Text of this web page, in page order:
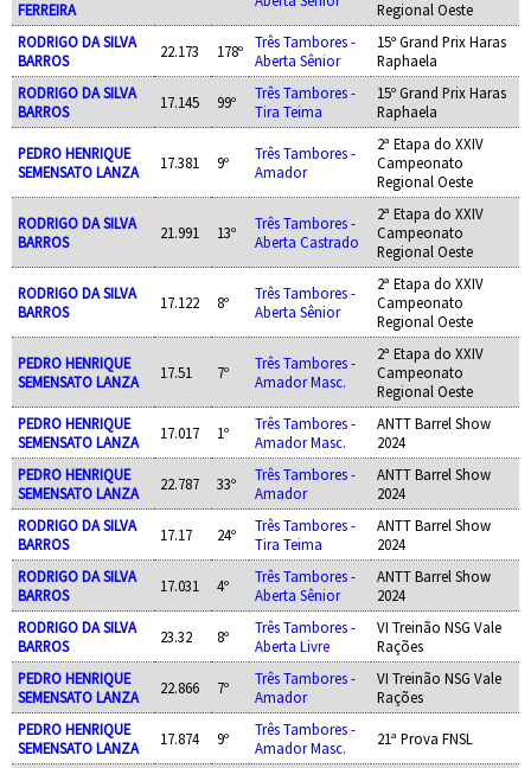
FERREIRA
Regional Oeste
RODRIGO DA SILVA
BARROS
22.173 178º
Três Tambores -
Aberta Sênior
15º Grand Prix Haras
Raphaela
RODRIGO DA SILVA
BARROS
17.145 99º
Três Tambores -
Tira Teima
15º Grand Prix Haras
Raphaela
PEDRO HENRIQUE
SEMENSATO LANZA
17.381 9º
Três Tambores -
Amador
2ª Etapa do XXIV
Campeonato
Regional Oeste
RODRIGO DA SILVA
BARROS
21.991 13º
Três Tambores -
Aberta Castrado
2ª Etapa do XXIV
Campeonato
Regional Oeste
RODRIGO DA SILVA
BARROS
17.122 8º
Três Tambores -
Aberta Sênior
2ª Etapa do XXIV
Campeonato
Regional Oeste
PEDRO HENRIQUE
SEMENSATO LANZA
17.51 7º
Três Tambores -
Amador Masc.
2ª Etapa do XXIV
Campeonato
Regional Oeste
PEDRO HENRIQUE
SEMENSATO LANZA
17.017 1º
Três Tambores -
Amador Masc.
ANTT Barrel Show
2024
PEDRO HENRIQUE
SEMENSATO LANZA
22.787 33º
Três Tambores -
Amador
ANTT Barrel Show
2024
RODRIGO DA SILVA
BARROS
17.17 24º
Três Tambores -
Tira Teima
ANTT Barrel Show
2024
RODRIGO DA SILVA
BARROS
17.031 4º
Três Tambores -
Aberta Sênior
ANTT Barrel Show
2024
RODRIGO DA SILVA
BARROS
23.32 8º
Três Tambores -
Aberta Livre
VI Treinão NSG Vale
Rações
PEDRO HENRIQUE
SEMENSATO LANZA
22.866 7º
Três Tambores -
Amador
VI Treinão NSG Vale
Rações
PEDRO HENRIQUE
SEMENSATO LANZA
17.874 9º
Três Tambores -
Amador Masc.
21ª Prova FNSL